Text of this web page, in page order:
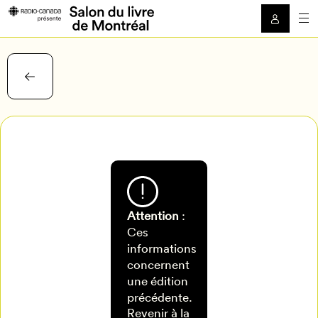
Attention :
Ces
informations
concernent
une édition
précédente.
Revenir à la
Pour
enregistrer
vos